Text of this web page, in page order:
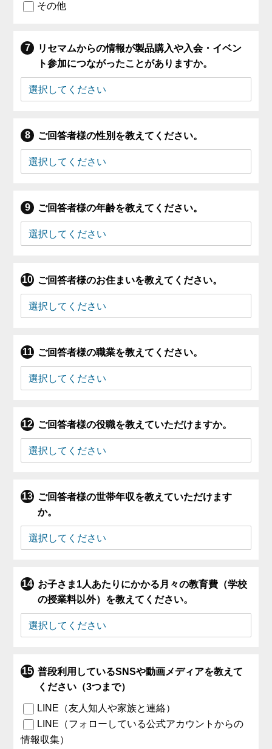
その他
リセマムからの情報が製品購入や入会・イベン
ト参加につながったことがありますか。
ご回答者様の性別を教えてください。
ご回答者様の年齢を教えてください。
ご回答者様のお住まいを教えてください。
ご回答者様の職業を教えてください。
ご回答者様の役職を教えていただけますか。
ご回答者様の世帯年収を教えていただけます
か。
お子さま1人あたりにかかる月々の教育費（学校
の授業料以外）を教えてください。
普段利用しているSNSや動画メディアを教えて
ください（3つまで）
LINE（友人知人や家族と連絡）
LINE（フォローしている公式アカウントからの
情報収集）